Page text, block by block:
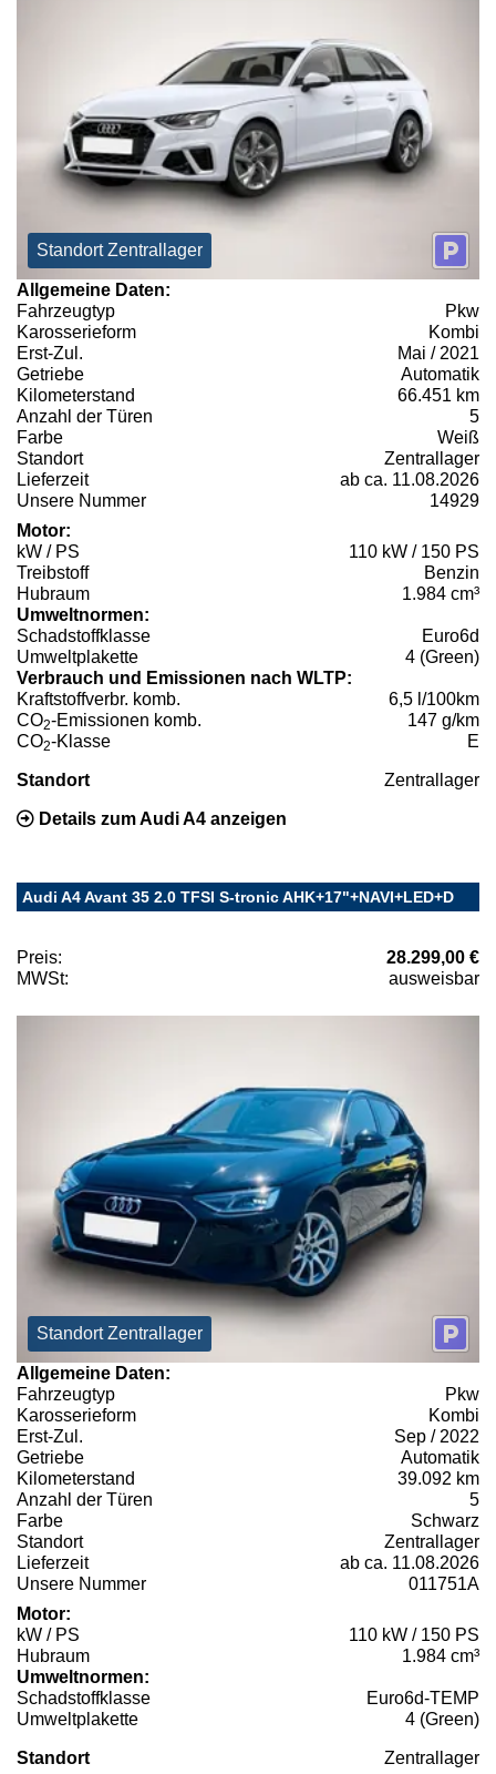
Standort Zentrallager
Allgemeine Daten:
Fahrzeugtyp
Pkw
Karosserieform
Kombi
Erst-Zul.
Mai / 2021
Getriebe
Automatik
Kilometerstand
66.451 km
Anzahl der Türen
5
Farbe
Weiß
Standort
Zentrallager
Lieferzeit
ab ca. 11.08.2026
Unsere Nummer
14929
Motor:
kW / PS
110 kW / 150 PS
Treibstoff
Benzin
Hubraum
1.984 cm³
Umweltnormen:
Schadstoffklasse
Euro6d
Umweltplakette
4 (Green)
Verbrauch und Emissionen nach WLTP:
Kraftstoffverbr. komb.
6,5 l/100km
CO2-Emissionen komb.
147 g/km
CO2-Klasse E
Standort Zentrallager
Details zum Audi A4 anzeigen
Audi A4 Avant 35 2.0 TFSI S-tronic AHK+17"+NAVI+LED+D
Preis:
28.299,00 €
MWSt:
ausweisbar
Standort Zentrallager
Allgemeine Daten:
Fahrzeugtyp
Pkw
Karosserieform
Kombi
Erst-Zul.
Sep / 2022
Getriebe
Automatik
Kilometerstand
39.092 km
Anzahl der Türen
5
Farbe
Schwarz
Standort
Zentrallager
Lieferzeit
ab ca. 11.08.2026
Unsere Nummer
011751A
Motor:
kW / PS
110 kW / 150 PS
Hubraum
1.984 cm³
Umweltnormen:
Schadstoffklasse
Euro6d-TEMP
Umweltplakette
4 (Green)
Standort Zentrallager